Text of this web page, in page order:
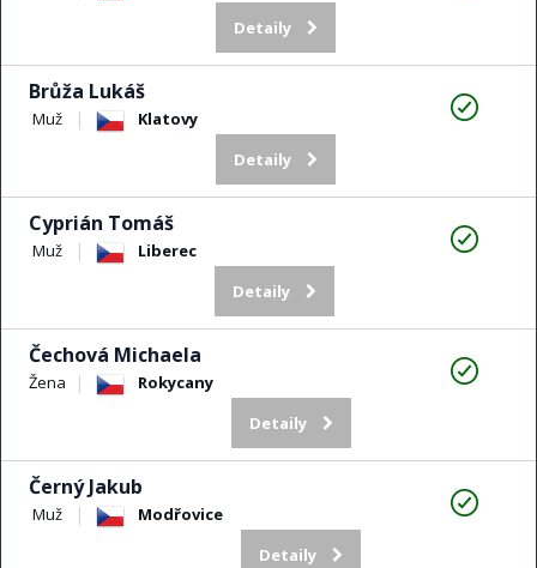
Detaily
Brůža Lukáš
Muž
Klatovy
Detaily
Cyprián Tomáš
Muž
Liberec
Detaily
Čechová Michaela
Žena
Rokycany
Detaily
Černý Jakub
Muž
Modřovice
Detaily